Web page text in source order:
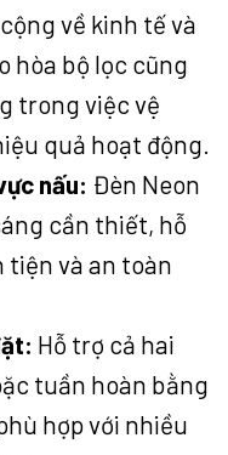
về kinh tế và
hòa bộ lọc cũng
trong việc vệ
quả hoạt động.
nấu: Đèn Neon
cần thiết, hỗ
và an toàn
Hỗ trợ cả hai
tuần hoàn bằng
hợp với nhiều